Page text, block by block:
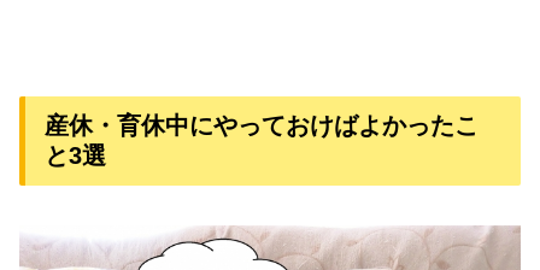
産休・育休中にやっておけばよかったこ
と3選